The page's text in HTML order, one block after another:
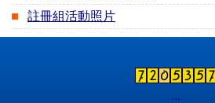
註冊組活動照片